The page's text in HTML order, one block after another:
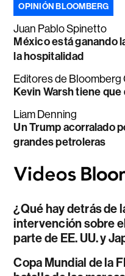
OPINIÓN BLOOMBERG
Juan Pablo Spinetto
México está ganando
la hospitalidad
Editores de Bloomberg
Kevin Warsh tiene
Liam Denning
Un Trump acorralado
grandes petroleras
¿Qué hay detrás de
intervención sobre
parte de EE. UU. y
Copa Mundial de la